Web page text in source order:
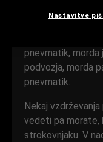
pnevmatik,
podvozja, morda
pnevmatik.
Nekaj
vedeti pa morate,
strokovnjaku. V
Nastavitve